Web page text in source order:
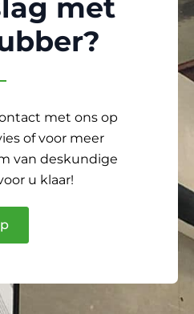
met
met ons op
of voor meer
van deskundige
u klaar!